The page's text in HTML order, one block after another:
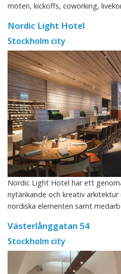
möten, kickoffs, coworking,
Nordic Light Hotel
Stockholm city
Nordic Light Hotel har ett
nytänkande och kreativ
nordiska elementen samt
Västerlånggatan 54
Stockholm city